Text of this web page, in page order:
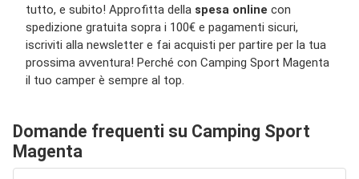
tutto, e subito! Approfitta della spesa online con
spedizione gratuita sopra i 100€ e pagamenti sicuri,
iscriviti alla newsletter e fai acquisti per partire per la tua
prossima avventura! Perché con Camping Sport Magenta
il tuo camper è sempre al top.
Domande frequenti su Camping Sport
Magenta